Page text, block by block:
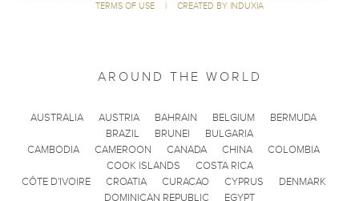
TERMS OF USE
| CREATED BY INDUXIA
AROUND THE WORLD
AUSTRALIA AUSTRIA BAHRAIN BELGIUM
BERMUDA
BRAZIL
BRUNEI
BULGARIA
CAMBODIA
CAMEROON CANADA CHINA
COLOMBIA
COOK ISLANDS
COSTA RICA
CÔTE D'IVOIRE
CROATIA CURACAO CYPRUS
DENMARK
DOMINICAN REPUBLIC
EGYPT